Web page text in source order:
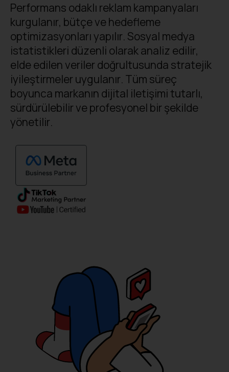
Performans odaklı reklam kampanyaları
kurgulanır, bütçe ve hedefleme
optimizasyonları yapılır. Sosyal medya
istatistikleri düzenli olarak analiz edilir,
elde edilen veriler doğrultusunda stratejik
iyileştirmeler uygulanır. Tüm süreç
boyunca markanın dijital iletişimi tutarlı,
sürdürülebilir ve profesyonel bir şekilde
yönetilir.